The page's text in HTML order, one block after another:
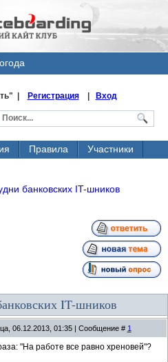
| Регистрация| Вход
Правила
Участники
банковских IT-шников
IT-шников
06.12.2013, 01:35 | Сообщение # 1
"На работе все равно хреновей"?